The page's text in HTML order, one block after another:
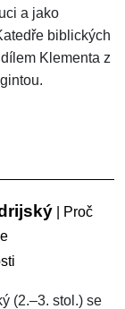
a jako
biblických
Klementa z
| Proč
(2.–3. stol.) se